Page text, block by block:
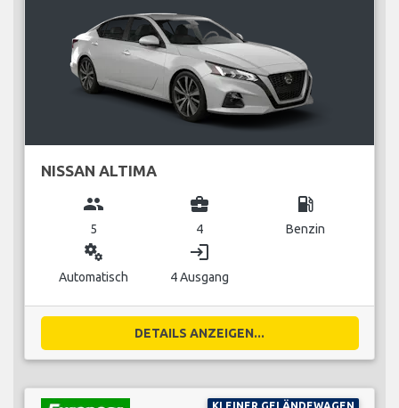
NISSAN ALTIMA
group
5
business_center
4
local_gas_station
Benzin
miscellaneous_services
Automatisch
login
4 Ausgang
DETAILS ANZEIGEN...
KLEINER GELÄNDEWAGEN